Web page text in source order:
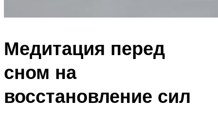
Медитация перед
сном на
восстановление сил